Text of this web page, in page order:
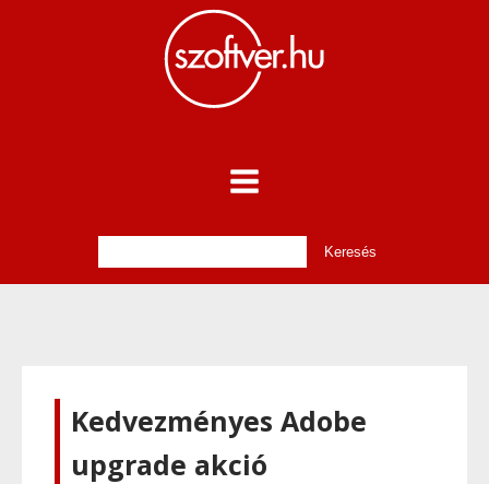
Kedvezményes Adobe
upgrade akció